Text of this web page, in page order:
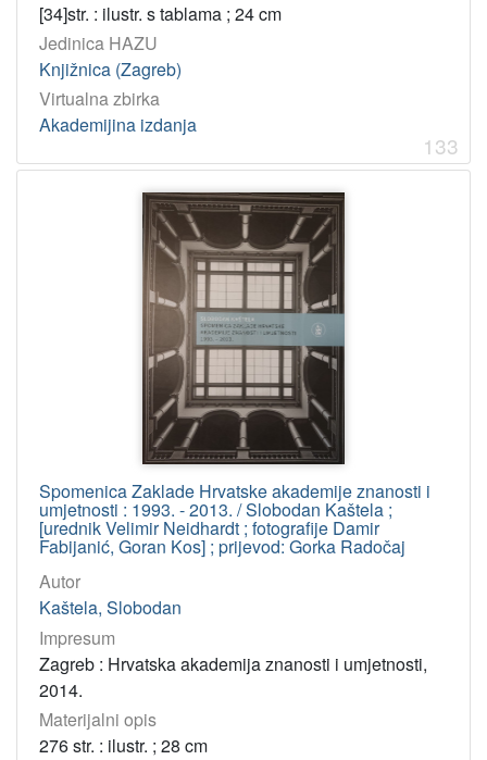
[34]str. : ilustr. s tablama ; 24 cm
Jedinica HAZU
Knjižnica (Zagreb)
Virtualna zbirka
Akademijina izdanja
133
Spomenica Zaklade Hrvatske akademije znanosti i
umjetnosti : 1993. - 2013. / Slobodan Kaštela ;
[urednik Velimir Neidhardt ; fotografije Damir
Fabijanić, Goran Kos] ; prijevod: Gorka Radočaj
Autor
Kaštela, Slobodan
Impresum
Zagreb : Hrvatska akademija znanosti i umjetnosti,
2014.
Materijalni opis
276 str. : ilustr. ; 28 cm